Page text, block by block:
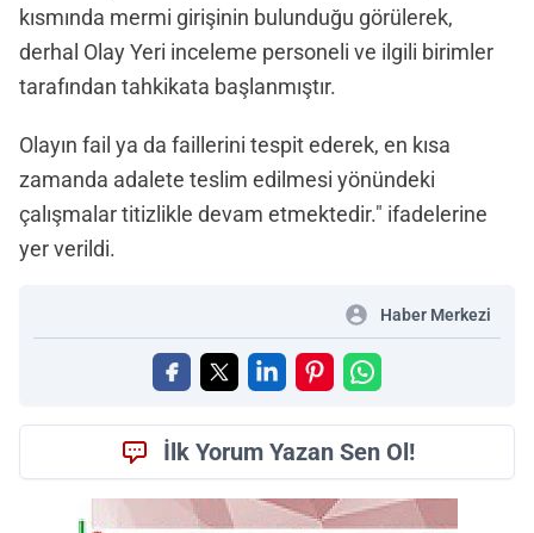
kısmında mermi girişinin bulunduğu görülerek,
derhal Olay Yeri inceleme personeli ve ilgili birimler
tarafından tahkikata başlanmıştır.
Olayın fail ya da faillerini tespit ederek, en kısa
zamanda adalete teslim edilmesi yönündeki
çalışmalar titizlikle devam etmektedir." ifadelerine
yer verildi.
Haber Merkezi
İlk Yorum Yazan Sen Ol!